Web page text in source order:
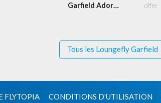
Garfield Adore
Tous les Loungefly Garfield
FLYTOPIA CONDITIONS D'UTILISATION